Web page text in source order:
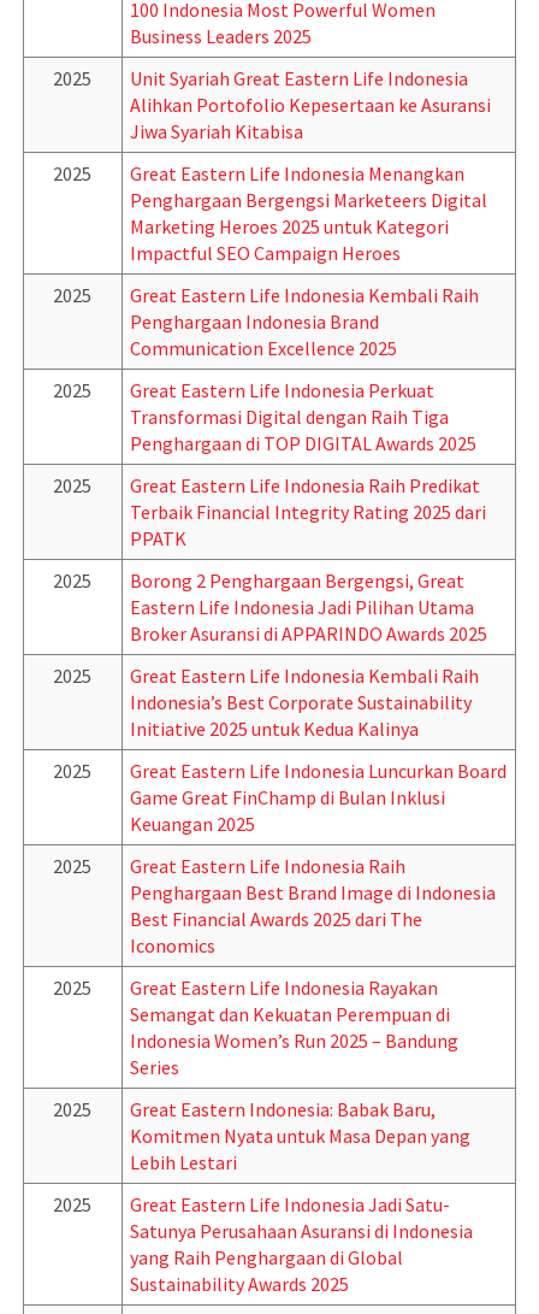
100 Indonesia Most Powerful Women
Business Leaders 2025
2025
Unit Syariah Great Eastern Life Indonesia
Alihkan Portofolio Kepesertaan ke Asuransi
Jiwa Syariah Kitabisa
2025
Great Eastern Life Indonesia Menangkan
Penghargaan Bergengsi Marketeers Digital
Marketing Heroes 2025 untuk Kategori
Impactful SEO Campaign Heroes
2025
Great Eastern Life Indonesia Kembali Raih
Penghargaan Indonesia Brand
Communication Excellence 2025
2025
Great Eastern Life Indonesia Perkuat
Transformasi Digital dengan Raih Tiga
Penghargaan di TOP DIGITAL Awards 2025
2025
Great Eastern Life Indonesia Raih Predikat
Terbaik Financial Integrity Rating 2025 dari
PPATK
2025
Borong 2 Penghargaan Bergengsi, Great
Eastern Life Indonesia Jadi Pilihan Utama
Broker Asuransi di APPARINDO Awards 2025
2025
Great Eastern Life Indonesia Kembali Raih
Indonesia’s Best Corporate Sustainability
Initiative 2025 untuk Kedua Kalinya
2025
Great Eastern Life Indonesia Luncurkan Board
Game Great FinChamp di Bulan Inklusi
Keuangan 2025
2025
Great Eastern Life Indonesia Raih
Penghargaan Best Brand Image di Indonesia
Best Financial Awards 2025 dari The
Iconomics
2025
Great Eastern Life Indonesia Rayakan
Semangat dan Kekuatan Perempuan di
Indonesia Women’s Run 2025 – Bandung
Series
2025
Great Eastern Indonesia: Babak Baru,
Komitmen Nyata untuk Masa Depan yang
Lebih Lestari
2025
Great Eastern Life Indonesia Jadi Satu-
Satunya Perusahaan Asuransi di Indonesia
yang Raih Penghargaan di Global
Sustainability Awards 2025